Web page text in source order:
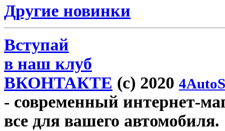
Другие новинки
Вступай
в наш клуб
ВКОНТАКТЕ (c) 2020
- современный интернет-
все для вашего автомобиля.